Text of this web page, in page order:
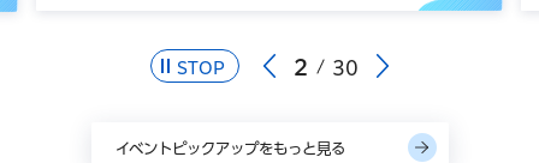
STOP 2 30
イベントピックアップをもっと見る